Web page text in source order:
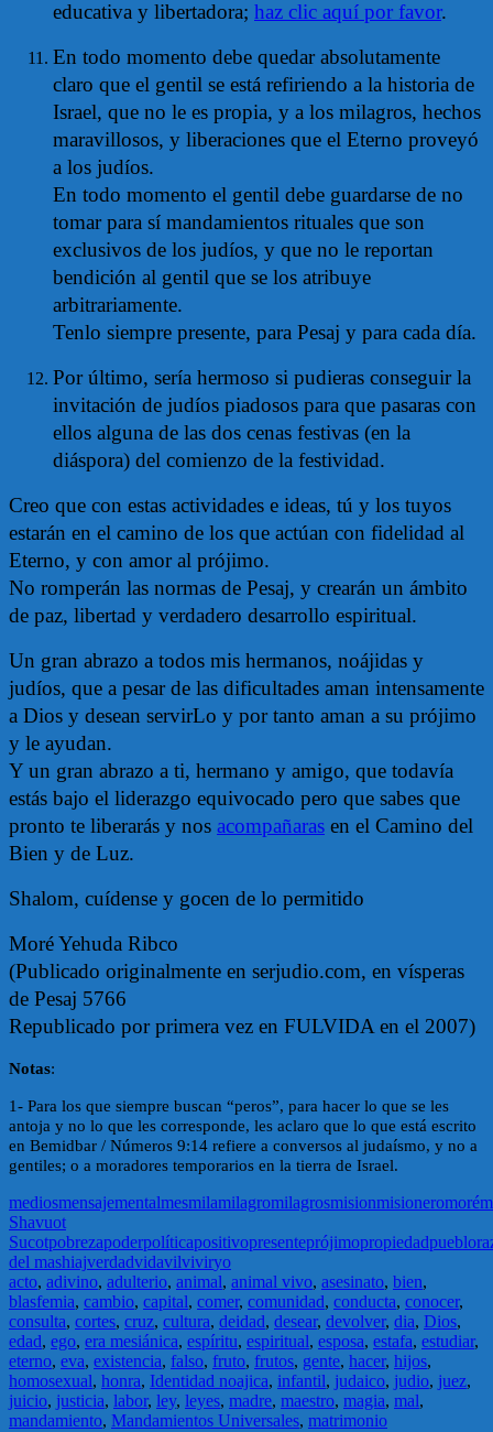
educativa y libertadora; haz clic aquí por favor.
En todo momento debe quedar absolutamente
claro que el gentil se está refiriendo a la historia de
Israel, que no le es propia, y a los milagros, hechos
maravillosos, y liberaciones que el Eterno proveyó
a los judíos.
En todo momento el gentil debe guardarse de no
tomar para sí mandamientos rituales que son
exclusivos de los judíos, y que no le reportan
bendición al gentil que se los atribuye
arbitrariamente.
Tenlo siempre presente, para Pesaj y para cada día.
Por último, sería hermoso si pudieras conseguir la
invitación de judíos piadosos para que pasaras con
ellos alguna de las dos cenas festivas (en la
diáspora) del comienzo de la festividad.
Creo que con estas actividades e ideas, tú y los tuyos
estarán en el camino de los que actúan con fidelidad al
Eterno, y con amor al prójimo.
No romperán las normas de Pesaj, y crearán un ámbito
de paz, libertad y verdadero desarrollo espiritual.
Un gran abrazo a todos mis hermanos, noájidas y
judíos, que a pesar de las dificultades aman intensamente
a Dios y desean servirLo y por tanto aman a su prójimo
y le ayudan.
Y un gran abrazo a ti, hermano y amigo, que todavía
estás bajo el liderazgo equivocado pero que sabes que
pronto te liberarás y nos acompañaras en el Camino del
Bien y de Luz.
Shalom, cuídense y gocen de lo permitido
Moré Yehuda Ribco
(Publicado originalmente en serjudio.com, en vísperas
de Pesaj 5766
Republicado por primera vez en FULVIDA en el 2007)
Notas:
1- Para los que siempre buscan “peros”, para hacer lo que se les
antoja y no lo que les corresponde, les aclaro que lo que está escrito
en Bemidbar / Números 9:14 refiere a conversos al judaísmo, y no a
gentiles; o a moradores temporarios en la tierra de Israel.
mediosmensajementalmesmilamilagromilagrosmisionmisioneromoré
Shavuot
Sucotpobrezapoderpolíticapositivopresenteprójimopropiedadpueblo
del mashiajverdadvidavilviviryo
acto, adivino, adulterio, animal, animal vivo, asesinato, bien,
blasfemia, cambio, capital, comer, comunidad, conducta, conocer,
consulta, cortes, cruz, cultura, deidad, desear, devolver, dia, Dios,
edad, ego, era mesiánica, espíritu, espiritual, esposa, estafa, estudiar,
eterno, eva, existencia, falso, fruto, frutos, gente, hacer, hijos,
homosexual, honra, Identidad noajica, infantil, judaico, judio, juez,
juicio, justicia, labor, ley, leyes, madre, maestro, magia, mal,
mandamiento, Mandamientos Universales, matrimonio